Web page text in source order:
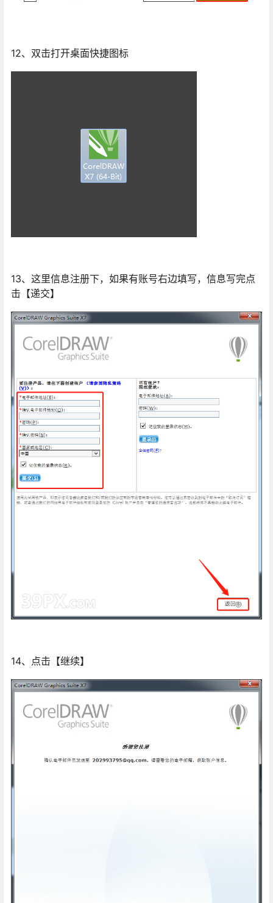
12、双击打开桌面快捷图标
13、这里信息注册下，如果有账号右边填写，信息写完点
击【递交】
14、点击【继续】